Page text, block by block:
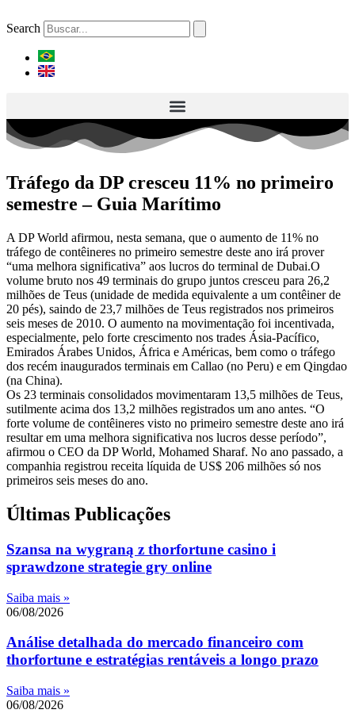
para
conteúdo
Search
Tráfego da DP cresceu 11% no primeiro
semestre – Guia Marítimo
A DP World afirmou, nesta semana, que o aumento de 11% no
tráfego de contêineres no primeiro semestre deste ano irá prover
“uma melhora significativa” aos lucros do terminal de Dubai.O
volume bruto nos 49 terminais do grupo juntos cresceu para 26,2
milhões de Teus (unidade de medida equivalente a um contêiner de
20 pés), saindo de 23,7 milhões de Teus registrados nos primeiros
seis meses de 2010. O aumento na movimentação foi incentivada,
especialmente, pelo forte crescimento nos trades Ásia-Pacífico,
Emirados Árabes Unidos, África e Américas, bem como o tráfego
dos recém inaugurados terminais em Callao (no Peru) e em Qingdao
(na China).
Os 23 terminais consolidados movimentaram 13,5 milhões de Teus,
sutilmente acima dos 13,2 milhões registrados um ano antes. “O
forte volume de contêineres visto no primeiro semestre deste ano irá
resultar em uma melhora significativa nos lucros desse período”,
afirmou o CEO da DP World, Mohamed Sharaf. No ano passado, a
companhia registrou receita líquida de US$ 206 milhões só nos
primeiros seis meses do ano.
Últimas Publicações
Szansa na wygraną z thorfortune casino i
sprawdzone strategie gry online
Saiba mais »
06/08/2026
Análise detalhada do mercado financeiro com
thorfortune e estratégias rentáveis a longo prazo
Saiba mais »
06/08/2026